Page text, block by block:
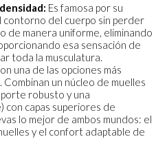
Es famosa por su
contorno del cuerpo sin perder
de manera uniforme, eliminando
esa sensación de
toda la musculatura.
una de las opciones más
un núcleo de muelles
robusto y una
con capas superiores de
lo mejor de ambos mundos: el
y el confort adaptable de